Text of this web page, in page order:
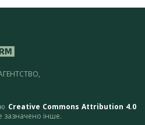
Creative Commons Attribution 4.0
зазначено інше.